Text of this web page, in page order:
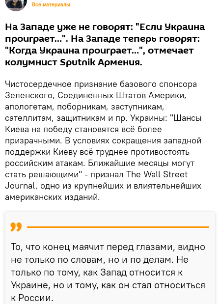
Все материалы
На Западе уже не говорят: "Если Украина
проиграет…". На Западе теперь говорят:
"Когда Украина проиграет…", отмечает
колумнист Sputnik Армения.
Чистосердечное признание базового спонсора
Зеленского, Соединенных Штатов Америки,
апологетам, поборникам, заступникам,
сателлитам, защитникам и пр. Украины: "Шансы
Киева на победу становятся всё более
призрачными. В условиях сокращения западной
поддержки Киеву всё труднее противостоять
российским атакам. Ближайшие месяцы могут
стать решающими" - признал The Wall Street
Journal, одно из крупнейших и влиятельнейших
американских изданий.
То, что конец маячит перед глазами, видно
не только по словам, но и по делам. Не
только по тому, как Запад относится к
Украине, но и тому, как он стал относиться
к России.